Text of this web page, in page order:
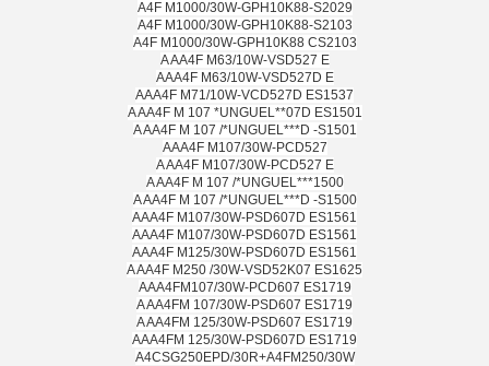
A4F M1000/30W-GPH10K88-S2029
A4F M1000/30W-GPH10K88-S2103
A4F M1000/30W-GPH10K88 CS2103
A AA4F M63/10W-VSD527 E
AAA4F M63/10W-VSD527D E
AAA4F M71/10W-VCD527D ES1537
A AA4F M 107 *UNGUEL**07D ES1501
A AA4F M 107 /*UNGUEL***D -S1501
AAA4F M107/30W-PCD527
A AA4F M107/30W-PCD527 E
A AA4F M 107 /*UNGUEL***1500
A AA4F M 107 /*UNGUEL***D -S1500
AAA4F M107/30W-PSD607D ES1561
AAA4F M107/30W-PSD607D ES1561
AAA4F M125/30W-PSD607D ES1561
A AA4F M250 /30W-VSD52K07 ES1625
AAA4FM107/30W-PCD607 ES1719
A AA4FM 107/30W-PSD607 ES1719
A AA4FM 125/30W-PSD607 ES1719
AAA4FM 125/30W-PSD607D ES1719
A4CSG250EPD/30R+A4FM250/30W